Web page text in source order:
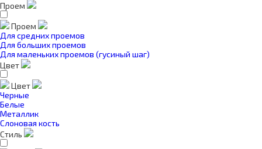
Проем
Проем
Для средних проемов
Для больших проемов
Для маленьких проемов (гусиный шаг)
Цвет
Цвет
Черные
Белые
Металлик
Слоновая кость
Стиль